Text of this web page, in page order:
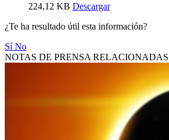
224,12 KB Descargar
¿Te ha resultado útil esta información?
SíNo
NOTAS DE PRENSA RELACIONADAS